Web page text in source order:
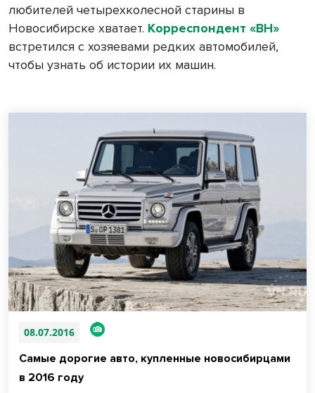
любителей четырехколесной старины в
Новосибирске хватает. Корреспондент «ВН»
встретился с хозяевами редких автомобилей,
чтобы узнать об истории их машин.
08.07.2016
Самые дорогие авто, купленные новосибирцами
в 2016 году